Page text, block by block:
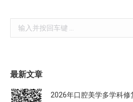
Search:
最新文章
2026年口腔美学多学科